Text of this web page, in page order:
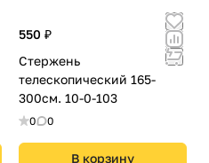
550 ₽
Стержень
телескопический 165-
300см. 10-0-103
0 0
В корзину